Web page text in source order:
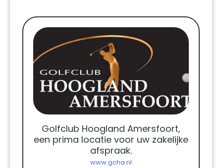
Golfclub Hoogland Amersfoort,
een prima locatie voor uw zakelijke
afspraak.
www.gcha.nl